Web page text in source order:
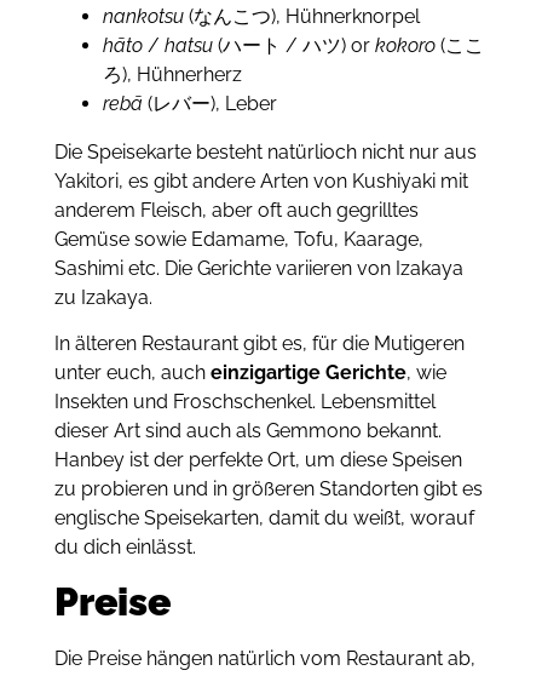
nankotsu(なんこつ), Hühnerknorpel
hāto/ hatsu(ハート / ハツ) or kokoro(ここ
ろ), Hühnerherz
rebā (レバー), Leber
Die Speisekarte besteht natürlioch nicht nur aus
Yakitori, es gibt andere Arten von Kushiyaki mit
anderem Fleisch, aber oft auch gegrilltes
Gemüse sowie Edamame, Tofu, Kaarage,
Sashimi etc. Die Gerichte variieren von Izakaya
zu Izakaya.
In älteren Restaurant gibt es, für die Mutigeren
unter euch, auch einzigartige Gerichte, wie
Insekten und Froschschenkel. Lebensmittel
dieser Art sind auch als Gemmono bekannt.
Hanbey ist der perfekte Ort, um diese Speisen
zu probieren und in größeren Standorten gibt es
englische Speisekarten, damit du weißt, worauf
du dich einlässt.
Preise
Die Preise hängen natürlich vom Restaurant ab,